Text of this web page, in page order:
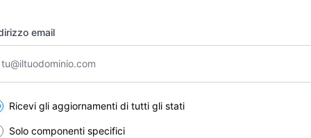
email
the components you want to receive updates for
Ricevi gli aggiornamenti di tutti gli stati
Solo componenti specifici